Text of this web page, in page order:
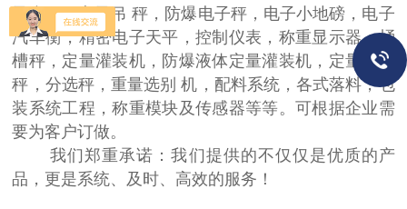
子台秤，电子吊 秤，防爆电子秤，电子小地磅，电子
汽车衡，精密电子天平，控制仪表，称重显示器，桶
槽秤，定量灌装机，防爆液体定量灌装机，定量包装
秤，分选秤，重量选别 机，配料系统，各式落料，包
装系统工程，称重模块及传感器等等。可根据企业需
要为客户订做。
我们郑重承诺：我们提供的不仅仅是优质的产
品，更是系统、及时、高效的服务！